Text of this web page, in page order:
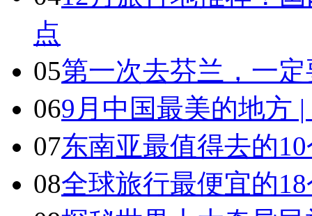
点
05第一次去芬兰，一
069月中国最美的地方
07东南亚最值得去的
08全球旅行最便宜的